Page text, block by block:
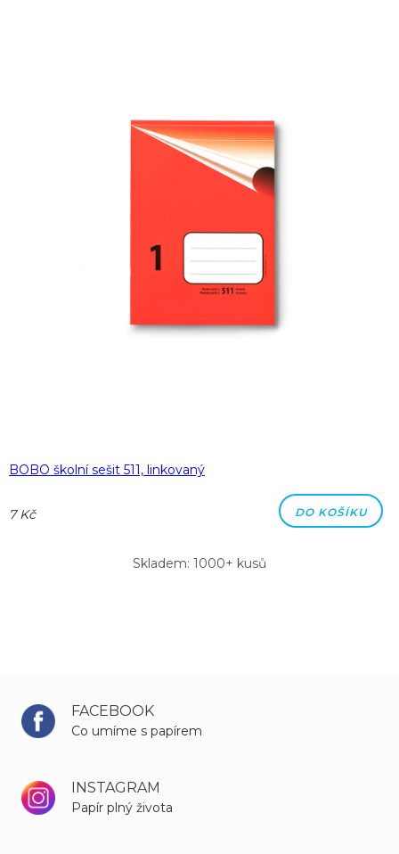
BOBO školní sešit 511, linkovaný
7 Kč DO KOŠÍKU
Skladem: 1000+ kusů
FACEBOOK
Co umíme s papírem
INSTAGRAM
Papír plný života